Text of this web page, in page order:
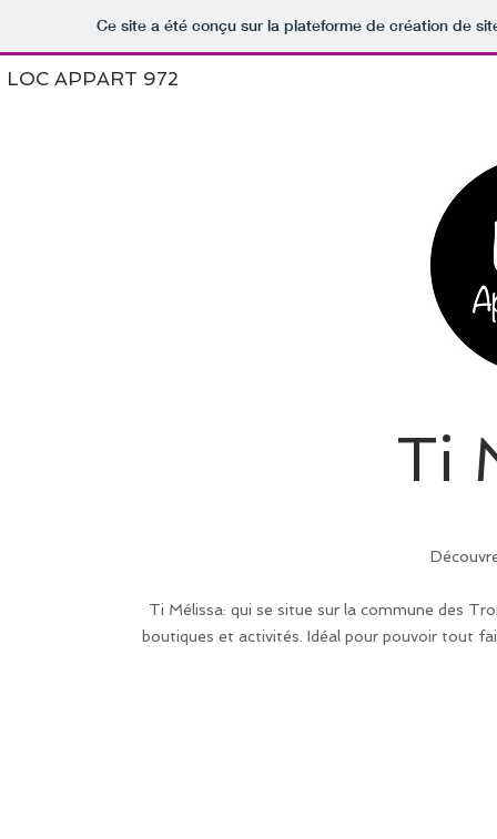
Ce site a été conçu sur la plateforme de création de
LOC APPART 972
Ti
Ti Mélissa: qui se situe sur la commune des
boutiques et activités. Idéal pour pouvoir tout